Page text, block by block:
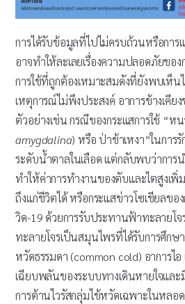
การได้รับข้อมูลที่ไปไม่ครบถ้วนหรือกา
อาจทำให้ละเลยเรื่องความปลอดภัยของ
การใช้ที่ถูกต้องเหมาะสมดังที่ยังพบเห็น
เหตุการณ์ไม่พึงประสงค์ อาการข้างเคีย
ตัวอย่างเช่น กรณีของกระแสการใช้ “ห
amygdalina) หรือ ป่าช้าเหงา”ในการ
ระดับน้ำตาลในเลือด แต่กลับพบว่าการ
ทำให้ค่าการทำงานของตับและไตสูงเ
ถึงแก่ชีวิตได้ หรือกระแสข่าวโซเชียลขอ
วิด-19 ด้วยการรับประทานฟ้าทะลายโจ
ทะลายโจรเป็นสมุนไพรที่ได้รับการศึกษ
หวัดธรรมดา (common cold) อาการไอ
เฉียบพลันของระบบทางเดินหายใจและ
การต้านไวรัสกลุ่มไข้หวัดเฉพาะในหล